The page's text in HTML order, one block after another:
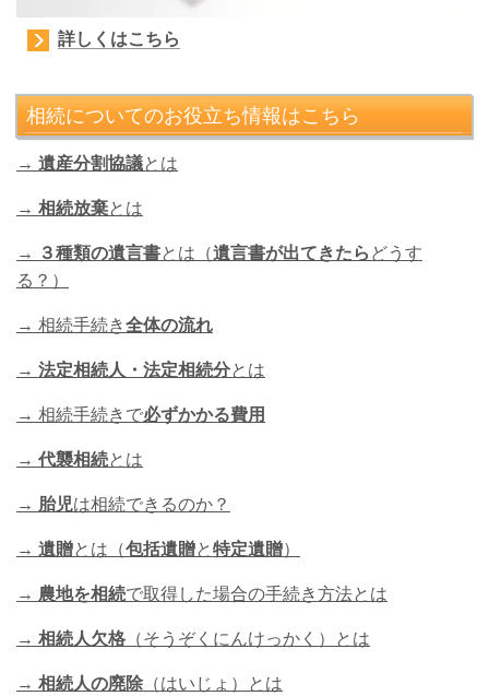
詳しくはこちら
相続についてのお役立ち情報はこちら
→ 遺産分割協議とは
→ 相続放棄とは
→ ３種類の遺言書とは（遺言書が出てきたら どうす
る？）
→ 相続手続き全体の流れ
→ 法定相続人・法定相続分とは
→ 相続手続きで必ずかかる費用
→ 代襲相続とは
→ 胎児は相続できるのか？
→ 遺贈とは（包括遺贈と特定遺贈）
→ 農地を相続で取得した場合の手続き方法とは
→ 相続人欠格 （そうぞくにんけっかく）とは
→ 相続人の廃除 （はいじょ）とは